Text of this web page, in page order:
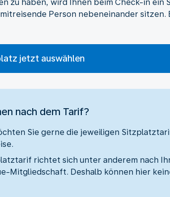
zu haben, wird Ihnen beim Check-in
Person nebeneinander
jetzt auswählen
nach dem Tarif?
Sie gerne die jeweiligen
richtet sich unter anderem nach
Mitgliedschaft. Deshalb können hier